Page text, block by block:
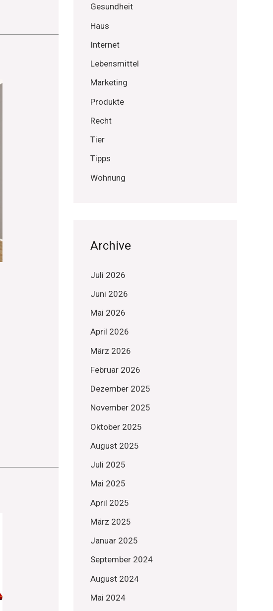
Gesundheit
Haus
Internet
Lebensmittel
Marketing
Produkte
Recht
Tier
Tipps
Wohnung
Archive
Juli 2026
Juni 2026
Mai 2026
April 2026
März 2026
Februar 2026
Dezember 2025
November 2025
Oktober 2025
August 2025
Juli 2025
Mai 2025
April 2025
März 2025
Januar 2025
September 2024
August 2024
Mai 2024